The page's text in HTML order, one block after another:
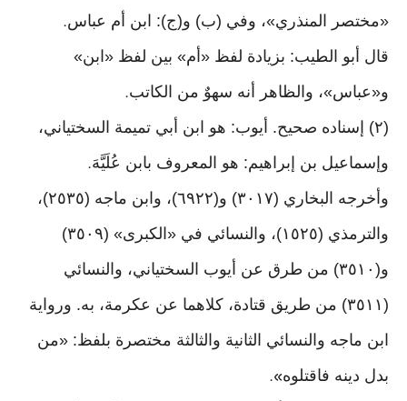
«مختصر المنذري»، وفي (ب) و(ج): ابن أم عباس.
قال أبو الطيب: بزيادة لفظ «أم» بين لفظ «ابن»
و«عباس»، والظاهر أنه سهوٌ من الكاتب.
(٢) إسناده صحيح. أيوب: هو ابن أبي تميمة السختياني،
وإسماعيل بن إبراهيم: هو المعروف بابن عُلَيَّهَ.
وأخرجه البخاري (٣٠١٧) و(٦٩٢٢)، وابن ماجه (٢٥٣٥)،
والترمذي (١٥٢٥)، والنسائي في «الكبرى» (٣٥٠٩)
و(٣٥١٠) من طرق عن أيوب السختياني، والنسائي
(٣٥١١) من طريق قتادة، كلاهما عن عكرمة، به. ورواية
ابن ماجه والنسائي الثانية والثالثة مختصرة بلفظ: «من
بدل دينه فاقتلوه».